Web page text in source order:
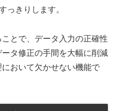
っきりします。
とで、データ入力の正確性
タ修正の手間を大幅に削減
おいて欠かせない機能で